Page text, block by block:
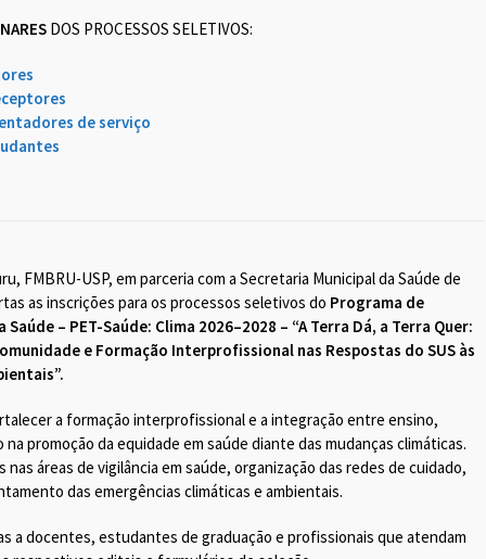
DOS PROCESSOS SELETIVOS:
de serviço
FMBRU-USP, em parceria com a Secretaria Municipal da Saúde de
as inscrições para os processos seletivos do Programa de
– PET-Saúde: Clima 2026–2028 – “A Terra Dá, a Terra Quer:
e Formação Interprofissional nas Respostas do SUS às
a formação interprofissional e a integração entre ensino,
promoção da equidade em saúde diante das mudanças climáticas.
áreas de vigilância em saúde, organização das redes de cuidado,
das emergências climáticas e ambientais.
a docentes, estudantes de graduação e profissionais que atendam